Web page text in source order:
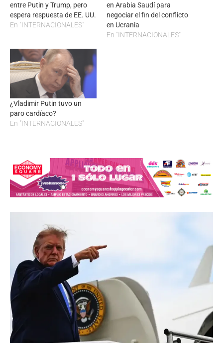
entre Putin y Trump, pero
espera respuesta de EE. UU.
En "INTERNACIONALES"
en Arabia Saudí para
negociar el fin del conflicto
en Ucrania
En "INTERNACIONALES"
¿Vladimir Putin tuvo un
paro cardíaco?
En "INTERNACIONALES"